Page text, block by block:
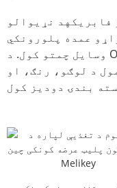
فابریکهد نړیوالو
عمده پلورونکي
وسایل چمتو کول. د OEM او ODM خدمات د لویو
د لوګو، رنګ، او